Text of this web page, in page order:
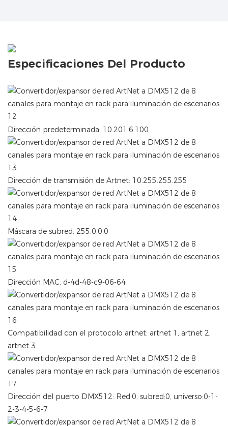
Especificaciones Del Producto
Dirección predeterminada: 10.201.6.100
Dirección de transmisión de Artnet: 10.255.255.255
Máscara de subred: 255.0.0,0
Dirección MAC: d-4d-48-c9-06-64
Compatibilidad con el protocolo artnet: artnet 1, artnet 2,
artnet 3
Dirección del puerto DMX512: Red:0, subred:0, universo:0-1-
2-3-4-5-6-7